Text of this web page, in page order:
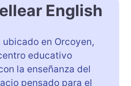
English
ubicado en Orcoyen,
educativo
la enseñanza del
pensado para el